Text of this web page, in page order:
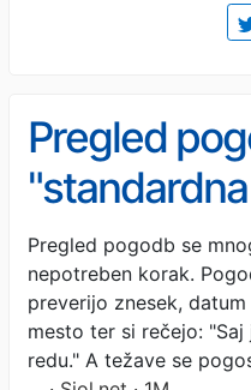
Pregled
skriva
drago
Pregled pogodb se
nepotreben korak.
preverijo znesek,
mesto ter si rečejo:
redu." A težave se